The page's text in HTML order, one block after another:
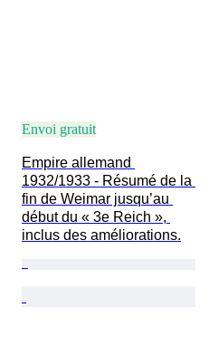
Envoi gratuit
Empire allemand
1932/1933 - Résumé de la
fin de Weimar jusqu’au
début du « 3e Reich »,
inclus des améliorations.